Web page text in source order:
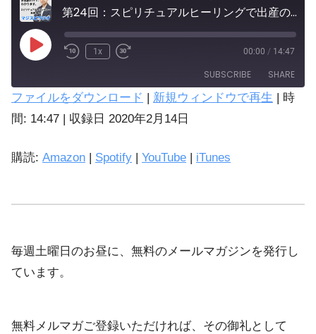
第24回：スピリチュアルヒーリングで出産の傷みが和らいだ話。
1x 00:00 / 14:47
SUBSCRIBE SHARE
Amazon Spotify
SHARE
EMBED
ファイルをダウンロード | 新規ウィンドウで再生 | 時
間: 14:47 | 収録日 2020年2月14日
購読: Amazon | Spotify | YouTube | iTunes
毎週土曜日のお昼に、無料のメールマガジンを発行し
ています。
無料メルマガご登録いただければ、その御礼として